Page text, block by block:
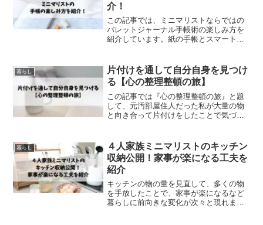
介！
この記事では、ミニマリストならではの
バレットジャーナル手帳術の楽しみ方を
紹介しています。紙の手帳とスマートフ
手帳術を使ったスッキリした暮らしを実
現する方法を紹介します！
暮らし
片付けを通して自分自身を見つけ
る【心の整理整頓の旅】
この記事では『心の整理整頓の旅』と題
して、元汚部屋住人だった私が大量の物
と向き合って片付けをしたことで気づい
って悩んでいた心の整理整頓になりまし
た。ぜひご覧ください！
暮らし
４人家族ミニマリストのキッチン
収納公開！家事が楽になる工夫を
紹介
キッチンの物の量を見直して、多くの物
を手放したことで、家事が楽になるなど
暮らしに前向きな変化が次々と現れまし